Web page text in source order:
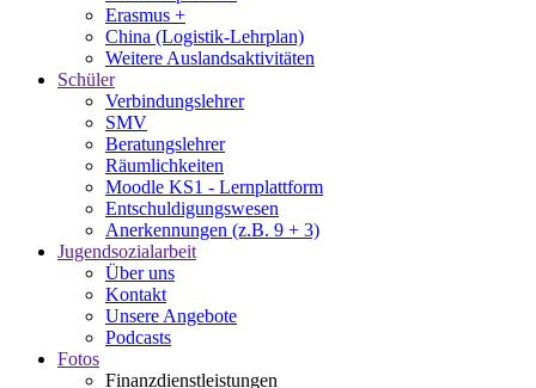
Erasmus +
China (Logistik-Lehrplan)
Weitere Auslandsaktivitäten
Schüler
Verbindungslehrer
SMV
Beratungslehrer
Räumlichkeiten
Moodle KS1 - Lernplattform
Entschuldigungswesen
Anerkennungen (z.B. 9 + 3)
Jugendsozialarbeit
Über uns
Kontakt
Unsere Angebote
Podcasts
Fotos
Finanzdienstleistungen